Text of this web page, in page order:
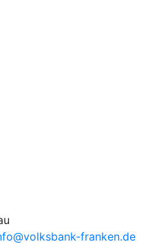
franken.de